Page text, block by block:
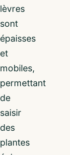
lèvres
sont
épaisses
et
mobiles,
permettant
de
saisir
des
plantes